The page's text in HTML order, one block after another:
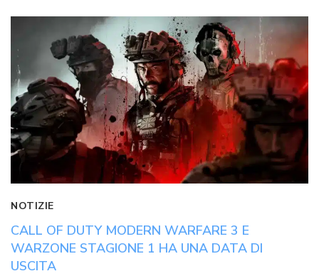
NOTIZIE
CALL OF DUTY MODERN WARFARE 3 E
WARZONE STAGIONE 1 HA UNA DATA DI
USCITA